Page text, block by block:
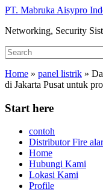
Skip
main
PT. Mabruka Aisypro
Networking, Security
Search
for:
Home » panel listrik »
di Jakarta Pusat untuk
Start here
contoh
Distributor Fire
Home
Hubungi Kami
Lokasi Kami
Profile